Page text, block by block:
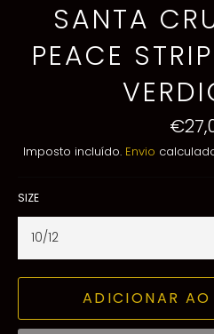
SANTA
PEACE
Preço
normal
Imposto incluído. Envio
SIZE
ADICIONAR AO